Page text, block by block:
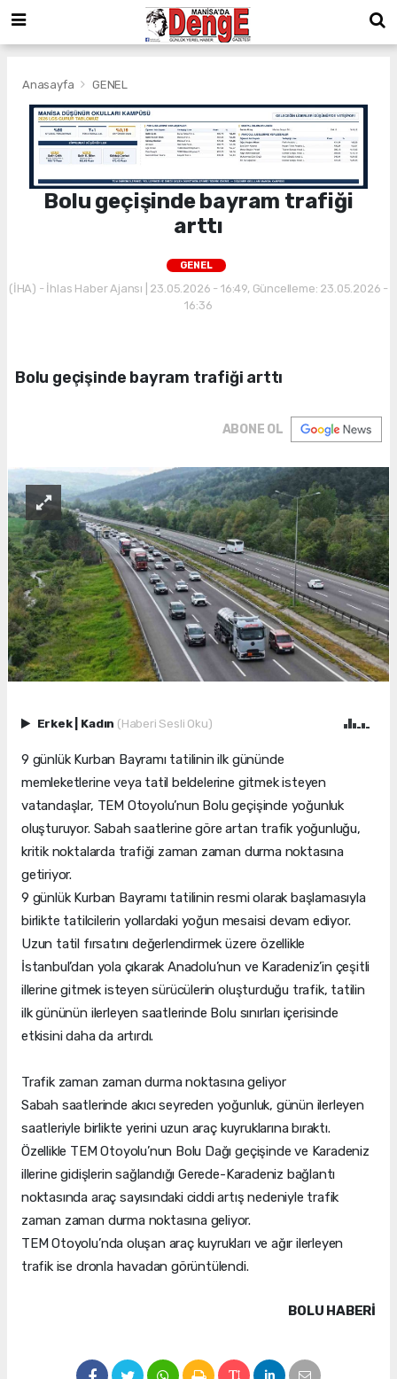
Anasayfa GENEL
Bolu geçişinde bayram trafiği
arttı
GENEL
(İHA) - İhlas Haber Ajansı | 23.05.2026 - 16:49, Güncelleme: 23.05.2026 -
16:36
Bolu geçişinde bayram trafiği arttı
ABONE OL
Erkek Kadın (Haberi Sesli Oku)
9 günlük Kurban Bayramı tatilinin ilk gününde
memleketlerine veya tatil beldelerine gitmek isteyen
vatandaşlar, TEM Otoyolu’nun Bolu geçişinde yoğunluk
oluşturuyor. Sabah saatlerine göre artan trafik yoğunluğu,
kritik noktalarda trafiği zaman zaman durma noktasına
getiriyor.
9 günlük Kurban Bayramı tatilinin resmi olarak başlamasıyla
birlikte tatilcilerin yollardaki yoğun mesaisi devam ediyor.
Uzun tatil fırsatını değerlendirmek üzere özellikle
İstanbul’dan yola çıkarak Anadolu’nun ve Karadeniz’in çeşitli
illerine gitmek isteyen sürücülerin oluşturduğu trafik, tatilin
ilk gününün ilerleyen saatlerinde Bolu sınırları içerisinde
etkisini daha da artırdı.
Trafik zaman zaman durma noktasına geliyor
Sabah saatlerinde akıcı seyreden yoğunluk, günün ilerleyen
saatleriyle birlikte yerini uzun araç kuyruklarına bıraktı.
Özellikle TEM Otoyolu’nun Bolu Dağı geçişinde ve Karadeniz
illerine gidişlerin sağlandığı Gerede-Karadeniz bağlantı
noktasında araç sayısındaki ciddi artış nedeniyle trafik
zaman zaman durma noktasına geliyor.
TEM Otoyolu’nda oluşan araç kuyrukları ve ağır ilerleyen
trafik ise dronla havadan görüntülendi.
BOLU HABERİ